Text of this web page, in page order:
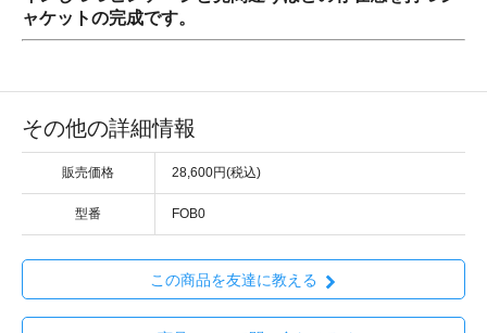
ャケットの完成です。
その他の詳細情報
販売価格 28,600円(税込)
型番 FOB0
この商品を友達に教える